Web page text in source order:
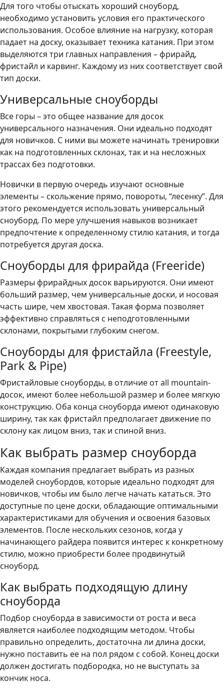
Для того чтобы отыскать хороший сноуборд,
необходимо установить условия его практического
использования. Особое влияние на нагрузку, которая
падает на доску, оказывает техника катания. При этом
выделяются три главных направления – фрирайд,
фристайл и карвинг. Каждому из них соответствует свой
тип доски.
Универсальные сноуборды
Все горы – это общее название для досок
универсального назначения. Они идеально подходят
для новичков. С ними вы можете начинать тренировки
как на подготовленных склонах, так и на несложных
трассах без подготовки.
Новички в первую очередь изучают основные
элементы – скольжение прямо, повороты, “лесенку”. Для
этого рекомендуется использовать универсальный
сноуборд. По мере улучшения навыков возникает
предпочтение к определенному стилю катания, и тогда
потребуется другая доска.
Сноуборды для фрирайда (Freeride)
Размеры фрирайдных досок варьируются. Они имеют
больший размер, чем универсальные доски, и носовая
часть шире, чем хвостовая. Такая форма позволяет
эффективно справляться с неподготовленными
склонами, покрытыми глубоким снегом.
Сноуборды для фристайла (Freestyle,
Park & Pipe)
Фристайловые сноуборды, в отличие от all mountain-
досок, имеют более небольшой размер и более мягкую
конструкцию. Оба конца сноуборда имеют одинаковую
ширину, так как фристайл предполагает движение по
склону как лицом вниз, так и спиной вниз.
Как выбрать размер сноуборда
Каждая компания предлагает выбрать из разных
моделей сноубордов, которые идеально подходят для
новичков, чтобы им было легче начать кататься. Это
доступные по цене доски, обладающие оптимальными
характеристиками для обучения и освоения базовых
элементов. После нескольких сезонов, когда у
начинающего райдера появится интерес к конкретному
стилю, можно приобрести более продвинутый
сноуборд.
Как выбрать подходящую длину
сноуборда
Подбор сноуборда в зависимости от роста и веса
является наиболее подходящим методом. Чтобы
правильно определить, достаточна ли длина доски,
нужно поставить ее на пол рядом с собой. Конец доски
должен достигать подбородка, но не выступать за
кончик носа.